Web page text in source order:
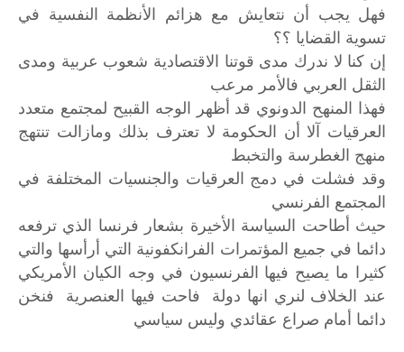
فهل يجب أن نتعايش مع هزائم الأنظمة النفسية في
تسوية القضايا ؟؟
إن كنا لا ندرك مدى قوتنا الاقتصادية شعوب عربية ومدى
الثقل العربي فالأمر مرعب
فهذا المنهح الدونوي قد أظهر الوجه القبيح لمجتمع متعدد
العرقيات آلا أن الحكومة لا تعترف بذلك ومازالت تنتهج
منهج الغطرسة والتخبط
وقد فشلت في دمج العرقيات والجنسيات المختلفة في
المجتمع الفرنسي
حيث أطاحت السياسة الأخيرة بشعار فرنسا الذي ترفعه
دائما في جميع المؤتمرات الفرانكفونية التي أرأسها والتي
كثيرا ما يصيح فيها الفرنسيون في وجه الكيان الأمريكي
عند الخلاف لنري انها دولة فاحت فيها العنصرية فنخن
دائما أمام صراع عقائدي وليس سياسي